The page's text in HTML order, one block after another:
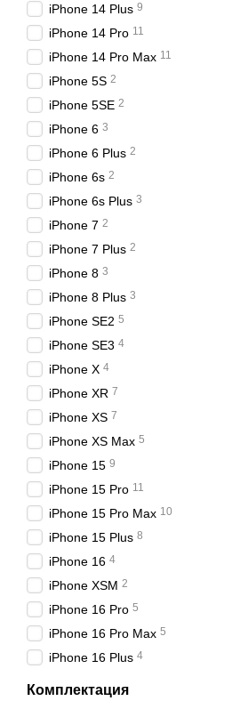
iPhone 14 Plus 9
iPhone 14 Pro 11
iPhone 14 Pro Max 11
iPhone 5S 2
iPhone 5SE 2
iPhone 6 3
iPhone 6 Plus 2
iPhone 6s 2
iPhone 6s Plus 3
iPhone 7 2
iPhone 7 Plus 2
iPhone 8 3
iPhone 8 Plus 3
iPhone SE2 5
iPhone SE3 4
iPhone X 4
iPhone XR 7
iPhone XS 7
iPhone XS Max 5
iPhone 15 9
iPhone 15 Pro 11
iPhone 15 Pro Max 10
iPhone 15 Plus 8
iPhone 16 4
iPhone XSM 2
iPhone 16 Pro 5
iPhone 16 Pro Max 5
iPhone 16 Plus 4
Комплектация